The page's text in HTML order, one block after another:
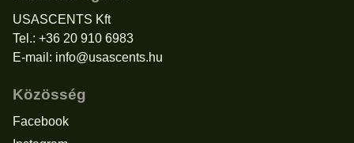
USASCENTS Kft
Tel.: +36 20 910 6983
E-mail: info@usascents.hu
Közösség
Facebook